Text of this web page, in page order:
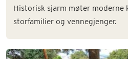
Historisk sjarm møter
storfamilier og vennegjenger.